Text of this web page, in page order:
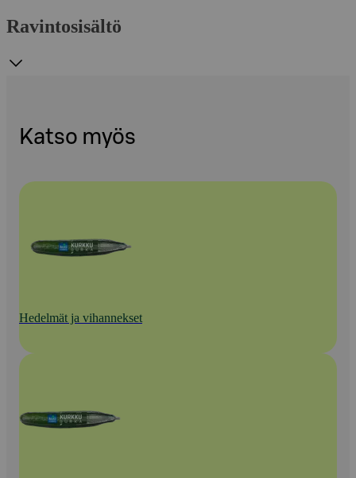
Ravintosisältö
Katso myös
Hedelmät ja vihannekset